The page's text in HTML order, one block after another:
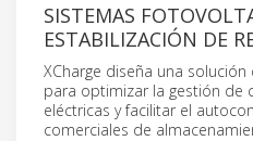
SISTEMAS
ESTABILIZACIÓN DE
XCharge diseña una
para optimizar la gestión de
eléctricas y facilitar el
comerciales de